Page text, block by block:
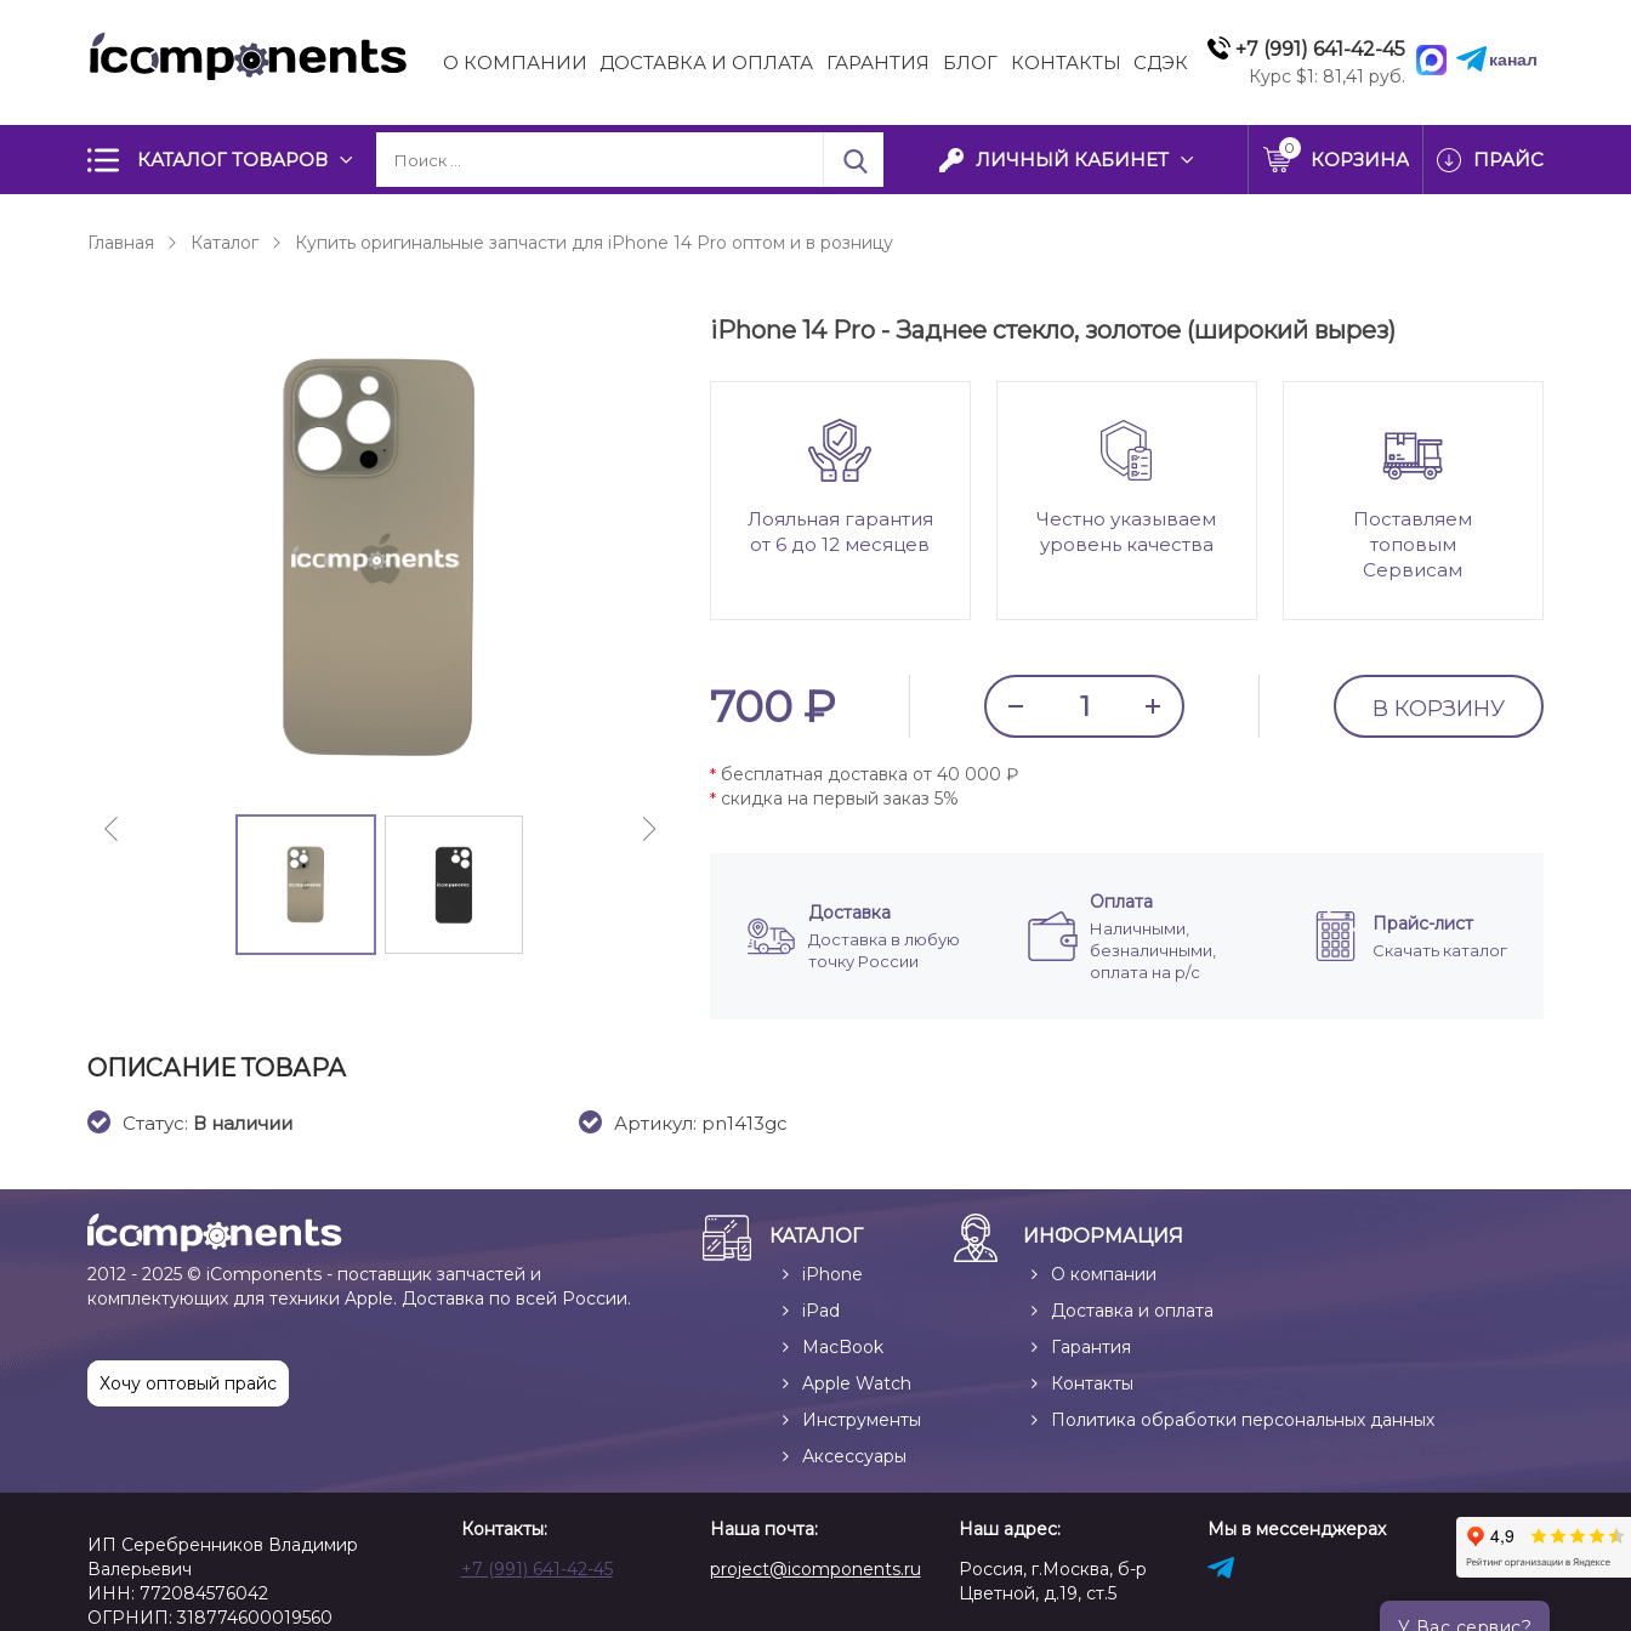
О КОМПАНИИ ДОСТАВКА И ОПЛАТА ГАРАНТИЯ БЛОГ КОНТАКТЫ СДЭК
+7 (991) 641-42-45
Курс $1: 81,41 руб.
канал
КАТАЛОГ ТОВАРОВ ЛИЧНЫЙ КАБИНЕТ
0
КОРЗИНА ПРАЙС
Главная Каталог Купить оригинальные запчасти для iPhone 14 Pro оптом и в розницу
iPhone 14 Pro - Заднее стекло, золотое (широкий вырез)
Лояльная гарантия
от 6 до 12 месяцев
Честно указываем
уровень качества
Поставляем
топовым
Сервисам
700 ₽ В КОРЗИНУ
*бесплатная доставка от 40 000 ₽
*скидка на первый заказ 5%
Доставка
Доставка в любую
точку России
Оплата
Наличными,
безналичными,
оплата на р/с
Прайс-лист
Скачать каталог
ОПИСАНИЕ ТОВАРА
Cтатус: В наличии Артикул: pn1413gc
2012 - 2025 © iComponents - поставщик запчастей и
комплектующих для техники Apple. Доставка по всей России.
Хочу оптовый прайс
КАТАЛОГ
iPhone
iPad
MacBook
Apple Watch
Инструменты
Аксессуары
ИНФОРМАЦИЯ
О компании
Доставка и оплата
Гарантия
Контакты
Политика обработки персональных данных
ИП Серебренников Владимир
Валерьевич
ИНН: 772084576042
ОГРНИП: 318774600019560
Контакты:
+7 (991) 641-42-45
Наша почта:
project@icomponents.ru
Наш адрес:
Россия, г.Москва, б-р
Цветной, д.19, ст.5
Мы в мессенджерах